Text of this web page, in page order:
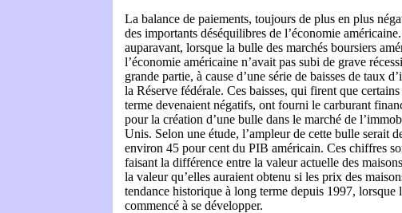
La balance de paiements, toujours de plus en plus
des importants déséquilibres de l’économie
auparavant, lorsque la bulle des marchés boursiers
l’économie américaine n’avait pas subi de grave
grande partie, à cause d’une série de baisses de taux
la Réserve fédérale. Ces baisses, qui firent que
terme devenaient négatifs, ont fourni le carburant
pour la création d’une bulle dans le marché de
Unis. Selon une étude, l’ampleur de cette bulle serait
environ 45 pour cent du PIB américain. Ces chiffres
faisant la différence entre la valeur actuelle des
la valeur qu’elles auraient obtenu si les prix des
tendance historique à long terme depuis 1997, lorsque
commencé à se développer.